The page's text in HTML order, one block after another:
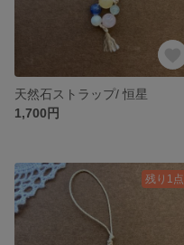
天然石ストラップ/ 恒星
1,700円
残り1点